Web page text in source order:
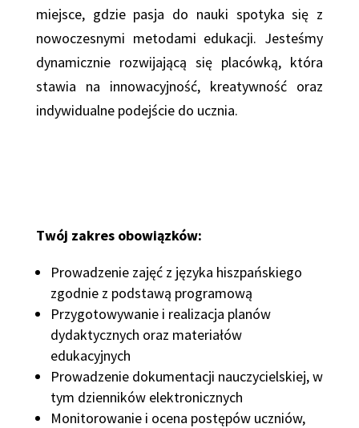
miejsce, gdzie pasja do nauki spotyka się z
nowoczesnymi metodami edukacji. Jesteśmy
dynamicznie rozwijającą się placówką, która
stawia na innowacyjność, kreatywność oraz
indywidualne podejście do ucznia.
Twój zakres obowiązków:
Prowadzenie zajęć z języka hiszpańskiego
zgodnie z podstawą programową
Przygotowywanie i realizacja planów
dydaktycznych oraz materiałów
edukacyjnych
Prowadzenie dokumentacji nauczycielskiej, w
tym dzienników elektronicznych
Monitorowanie i ocena postępów uczniów,